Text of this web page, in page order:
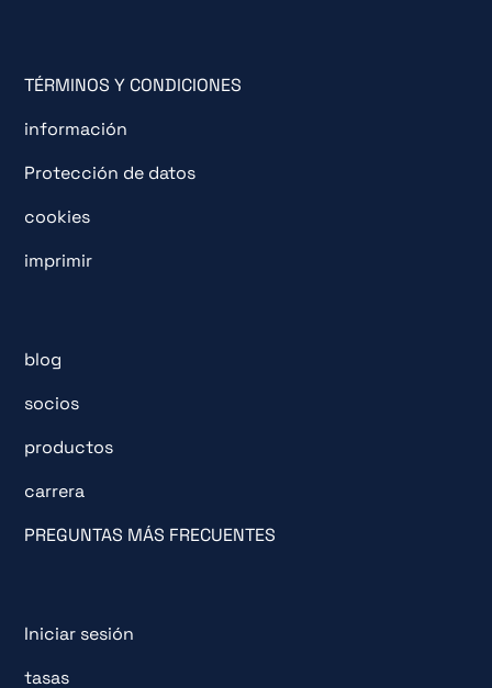
TÉRMINOS Y CONDICIONES
información
Protección de datos
cookies
imprimir
blog
socios
productos
carrera
PREGUNTAS MÁS FRECUENTES
Iniciar sesión
tasas